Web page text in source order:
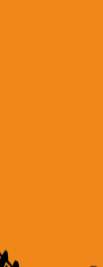
chez eux chaque semaine et le
différents festivals et/ou vous avais
pouvez mélanger les pas avec aisance
des Swing out et autres
de « strech » en dansant.
Solo Jazz avec votre partenaire de
Vous pouvez facilement mémoriser de
Bigg Apple.
pour exprimer vos qualités et vous
libre pendant que vous dansez avec